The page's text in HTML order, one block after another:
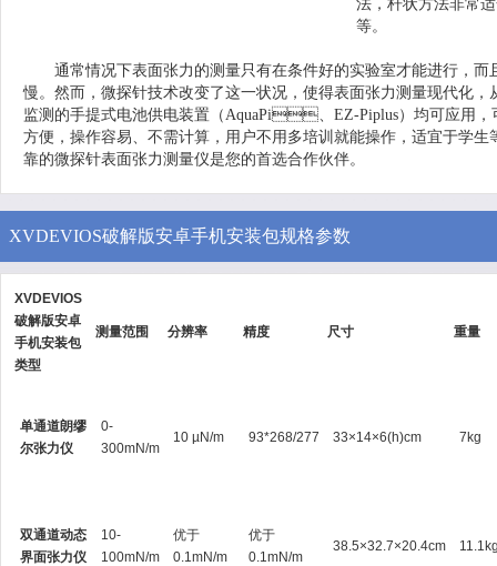
法，杆状方法非常
等。
通常情况下表面张力的测量只有在条件好的实验室才能进行，而且
慢。然而，微探针技术改变了这一状况，使得表面张力测量现代
监测的手提式电池供电装置（AquaPi、EZ-Piplus）均可应用，可靠性
方便，操作容易、不需计算，用户不用多培训就能操作，适宜于学生
靠的微探针表面张力测量仪是您的首选合作伙伴。
XVDEVIOS破解版安卓手机安装包规格参数
XVDEVIOS
破解版安卓
手机安装包
类型
测量范围 分辨率 精度 尺寸 重量
单通道朗缪
尔张力仪
0-
300mN/m
10 µN/m 93*268/277 33×14×6(h)cm 7kg
双通道动态
界面张力仪
10-
100mN/m
优于
0.1mN/m
优于
0.1mN/m
38.5×32.7×20.4cm